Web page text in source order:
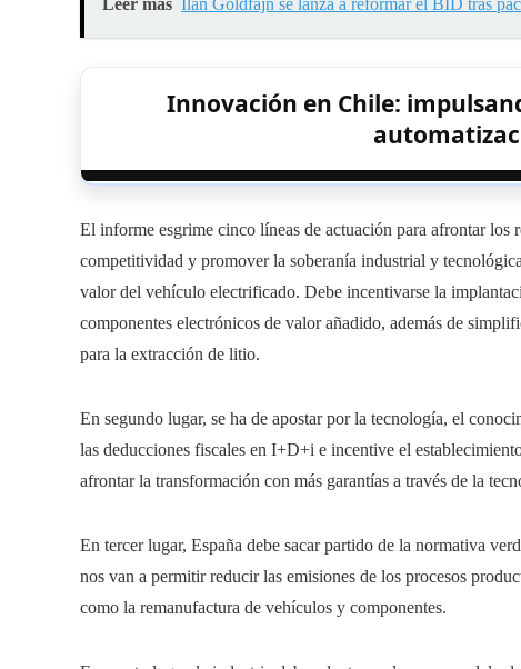
Innovación en Chile:
El informe esgrime cinco líneas de actuación para afrontar los
competitividad y promover la soberanía industrial y
valor del vehículo electrificado. Debe incentivarse la
componentes electrónicos de valor añadido, además de
para la extracción de litio.
En segundo lugar, se ha de apostar por la tecnología, el
las deducciones fiscales en I+D+i e incentive el
afrontar la transformación con más garantías a través de la
En tercer lugar, España debe sacar partido de la normativa
nos van a permitir reducir las emisiones de los procesos
como la remanufactura de vehículos y componentes.